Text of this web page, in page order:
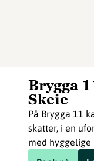
Brygga
Skeie
På Brygga 11
skatter, i en
med hyggelige